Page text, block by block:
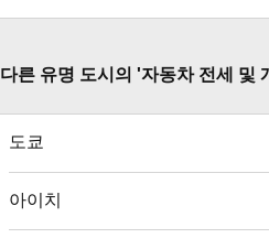
다른 유명 도시의 '자동차 전세 및
도쿄
아이치